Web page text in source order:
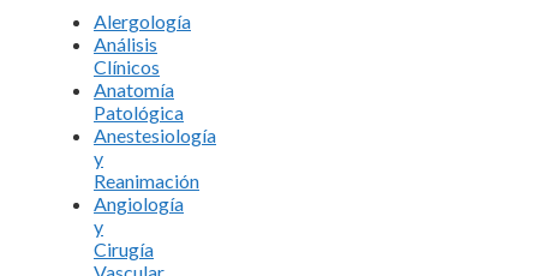
Alergología
Análisis
Clínicos
Anatomía
Patológica
Anestesiología
y
Reanimación
Angiología
y
Cirugía